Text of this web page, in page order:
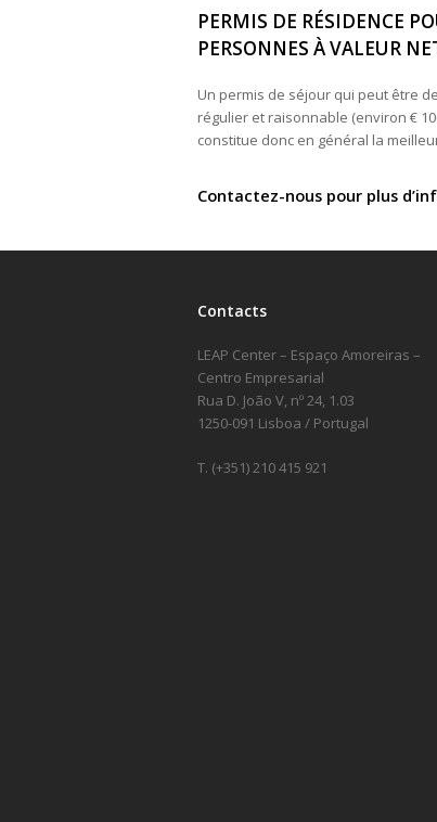
PERMIS DE RÉSIDENCE
PERSONNES À VALEUR
Un permis de séjour qui peut être
régulier et raisonnable (environ €
constitue donc en général la
Contactez-nous pour plus
Contacts
LEAP Center – Espaço Amoreiras –
Centro Empresarial
Rua D. João V, nº 24, 1.03
1250-091 Lisboa / Portugal
T. (+351) 210 415 921